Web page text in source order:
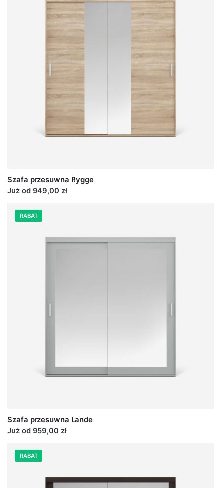
Szafa przesuwna Rygge
Już od 949,00 zł
RABAT
Szafa przesuwna Lande
Już od 959,00 zł
RABAT